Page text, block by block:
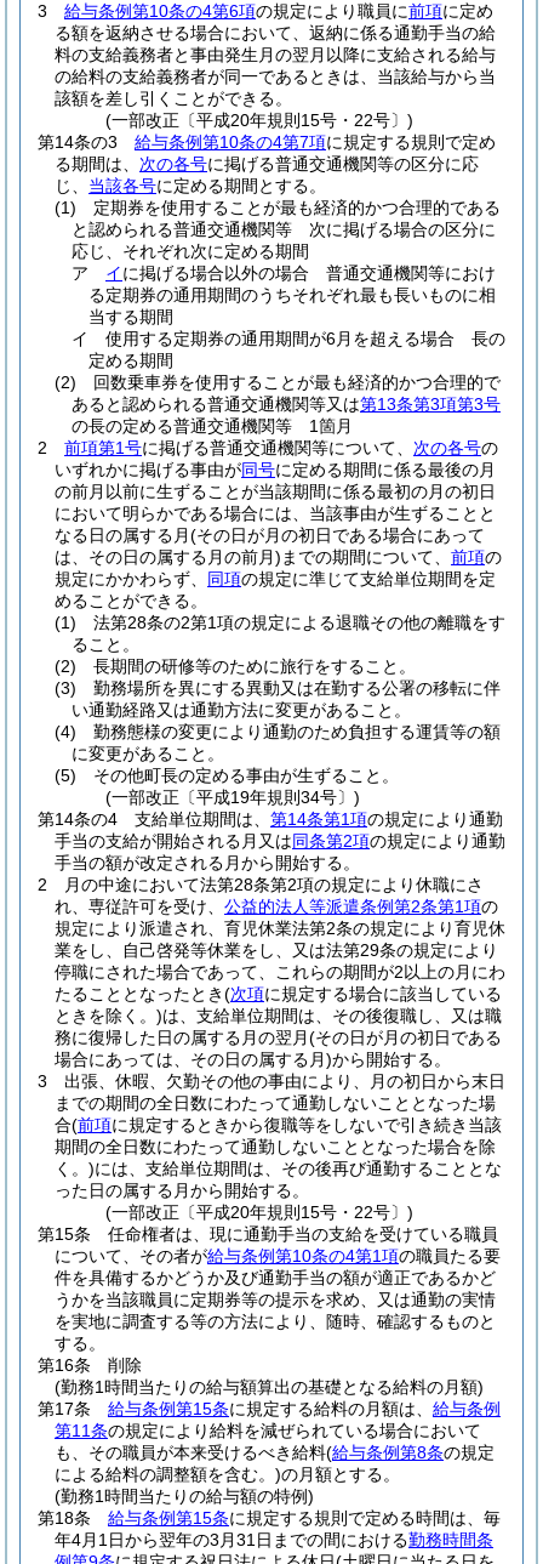
3
給与条例第10条の4第6項の規定により職員に前項に定め
る額を返納させる場合において、返納に係る通勤手当の給
料の支給義務者と事由発生月の翌月以降に支給される給与
の給料の支給義務者が同一であるときは、当該給与から当
該額を差し引くことができる。
(一部改正〔平成20年規則15号・22号〕)
第14条の3
給与条例第10条の4第7項に規定する規則で定め
る期間は、 次の各号に掲げる普通交通機関等の区分に応
じ、 当該各号に定める期間とする。
(1)
定期券を使用することが最も経済的かつ合理的である
と認められる普通交通機関等 次に掲げる場合の区分に
応じ、それぞれ次に定める期間
ア
イに掲げる場合以外の場合 普通交通機関等におけ
る定期券の通用期間のうちそれぞれ最も長いものに相
当する期間
イ
使用する定期券の通用期間が6月を超える場合 長の
定める期間
(2)
回数乗車券を使用することが最も経済的かつ合理的で
あると認められる普通交通機関等又は第13条第3項第3号
の長の定める普通交通機関等 1箇月
2
前項第1号に掲げる普通交通機関等について、 次の各号の
いずれかに掲げる事由が同号に定める期間に係る最後の月
の前月以前に生ずることが当該期間に係る最初の月の初日
において明らかである場合には、当該事由が生ずることと
なる日の属する月(その日が月の初日である場合にあって
は、その日の属する月の前月) までの期間について、 前項の
規定にかかわらず、 同項の規定に準じて支給単位期間を定
めることができる。
(1)
法第28条の2第1項の規定による退職その他の離職をす
ること。
(2)
長期間の研修等のために旅行をすること。
(3)
勤務場所を異にする異動又は在勤する公署の移転に伴
い通勤経路又は通勤方法に変更があること。
(4)
勤務態様の変更により通勤のため負担する運賃等の額
に変更があること。
(5)
その他町長の定める事由が生ずること。
(一部改正〔平成19年規則34号〕)
第14条の4
支給単位期間は、 第14条第1項の規定により通勤
手当の支給が開始される月又は同条第2項の規定により通勤
手当の額が改定される月から開始する。
2
月の中途において法第28条第2項の規定により休職にさ
れ、専従許可を受け、 公益的法人等派遣条例第2条第1項の
規定により派遣され、育児休業法第2条の規定により育児休
業をし、自己啓発等休業をし、又は法第29条の規定により
停職にされた場合であって、これらの期間が2以上の月にわ
たることとなったとき(次項に規定する場合に該当している
ときを除く。)は、支給単位期間は、その後復職し、又は職
務に復帰した日の属する月の翌月(その日が月の初日である
場合にあっては、その日の属する月)から開始する。
3
出張、休暇、欠勤その他の事由により、月の初日から末日
までの期間の全日数にわたって通勤しないこととなった場
合(前項に規定するときから復職等をしないで引き続き当該
期間の全日数にわたって通勤しないこととなった場合を除
く。)には、支給単位期間は、その後再び通勤することとな
った日の属する月から開始する。
(一部改正〔平成20年規則15号・22号〕)
第15条
任命権者は、現に通勤手当の支給を受けている職員
について、その者が給与条例第10条の4第1項の職員たる要
件を具備するかどうか及び通勤手当の額が適正であるかど
うかを当該職員に定期券等の提示を求め、又は通勤の実情
を実地に調査する等の方法により、随時、確認するものと
する。
第16条
削除
(勤務1時間当たりの給与額算出の基礎となる給料の月額)
第17条
給与条例第15条に規定する給料の月額は、 給与条例
第11条の規定により給料を減ぜられている場合において
も、その職員が本来受けるべき給料(給与条例第8条の規定
による給料の調整額を含む。)の月額とする。
(勤務1時間当たりの給与額の特例)
第18条
給与条例第15条に規定する規則で定める時間は、毎
年4月1日から翌年の3月31日までの間における勤務時間条